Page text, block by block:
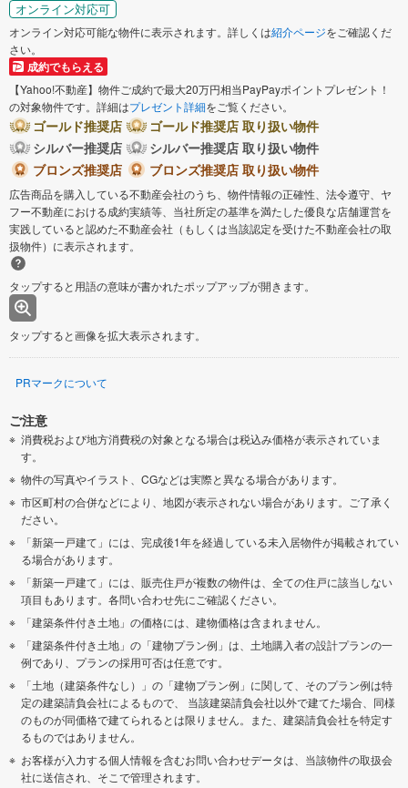
オンライン対応可
オンライン対応可能な物件に表示されます。詳しくは紹介ページをご確認くだ
さい。
成約でもらえる
【Yahoo!不動産】物件ご成約で最大20万円相当PayPayポイントプレゼント！
の対象物件です。詳細はプレゼント詳細をご覧ください。
ゴールド推奨店
ゴールド推奨店 取り扱い物件
シルバー推奨店
シルバー推奨店 取り扱い物件
ブロンズ推奨店
ブロンズ推奨店 取り扱い物件
広告商品を購入している不動産会社のうち、物件情報の正確性、法令遵守、ヤ
フー不動産における成約実績等、当社所定の基準を満たした優良な店舗運営を
実践していると認めた不動産会社（もしくは当該認定を受けた不動産会社の取
扱物件）に表示されます。
タップすると用語の意味が書かれたポップアップが開きます。
タップすると画像を拡大表示されます。
PRマークについて
ご注意
消費税および地方消費税の対象となる場合は税込み価格が表示されていま
す。
物件の写真やイラスト、CGなどは実際と異なる場合があります。
市区町村の合併などにより、地図が表示されない場合があります。ご了承く
ださい。
「新築一戸建て」には、完成後1年を経過している未入居物件が掲載されてい
る場合があります。
「新築一戸建て」には、販売住戸が複数の物件は、全ての住戸に該当しない
項目もあります。各問い合わせ先にご確認ください。
「建築条件付き土地」の価格には、建物価格は含まれません。
「建築条件付き土地」の「建物プラン例」は、土地購入者の設計プランの一
例であり、プランの採用可否は任意です。
「土地（建築条件なし）」の「建物プラン例」に関して、そのプラン例は特
定の建築請負会社によるもので、 当該建築請負会社以外で建てた場合、同様
のものが同価格で建てられるとは限りません。また、建築請負会社を特定す
るものではありません。
お客様が入力する個人情報を含むお問い合わせデータは、当該物件の取扱会
社に送信され、そこで管理されます。